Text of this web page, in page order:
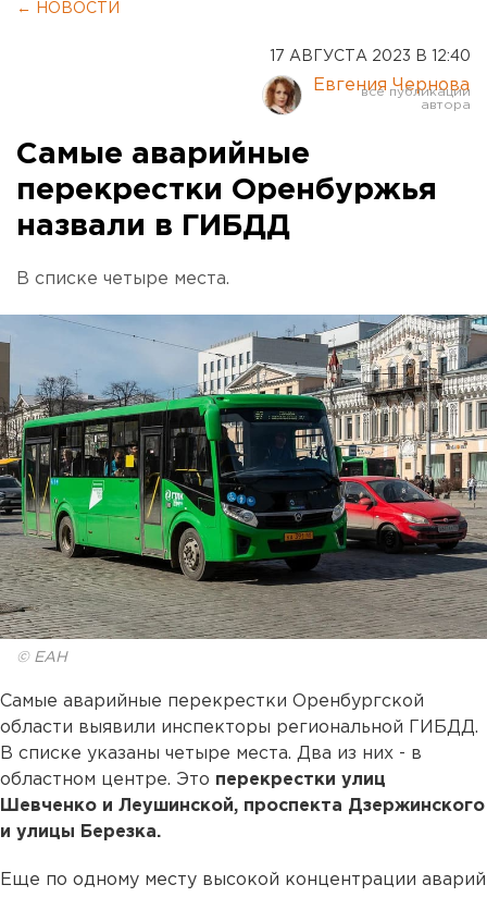
← НОВОСТИ
17 АВГУСТА 2023 В 12:40
Евгения Чернова
Самые аварийные
перекрестки Оренбуржья
назвали в ГИБДД
В списке четыре места.
© ЕАН
Самые аварийные перекрестки Оренбургской
области выявили инспекторы региональной ГИБДД.
В списке указаны четыре места. Два из них - в
областном центре. Это перекрестки улиц
Шевченко и Леушинской, проспекта Дзержинского
и улицы Березка.
Еще по одному месту высокой концентрации аварий